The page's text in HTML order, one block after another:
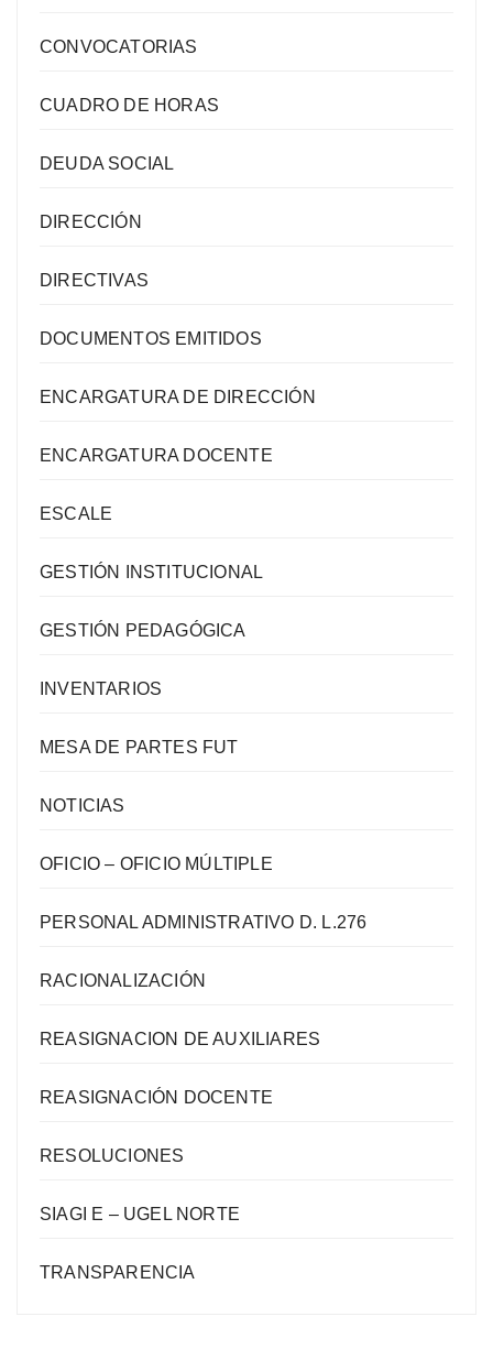
CONVOCATORIAS
CUADRO DE HORAS
DEUDA SOCIAL
DIRECCIÓN
DIRECTIVAS
DOCUMENTOS EMITIDOS
ENCARGATURA DE DIRECCIÓN
ENCARGATURA DOCENTE
ESCALE
GESTIÓN INSTITUCIONAL
GESTIÓN PEDAGÓGICA
INVENTARIOS
MESA DE PARTES FUT
NOTICIAS
OFICIO – OFICIO MÚLTIPLE
PERSONAL ADMINISTRATIVO D. L.276
RACIONALIZACIÓN
REASIGNACION DE AUXILIARES
REASIGNACIÓN DOCENTE
RESOLUCIONES
SIAGI E – UGEL NORTE
TRANSPARENCIA